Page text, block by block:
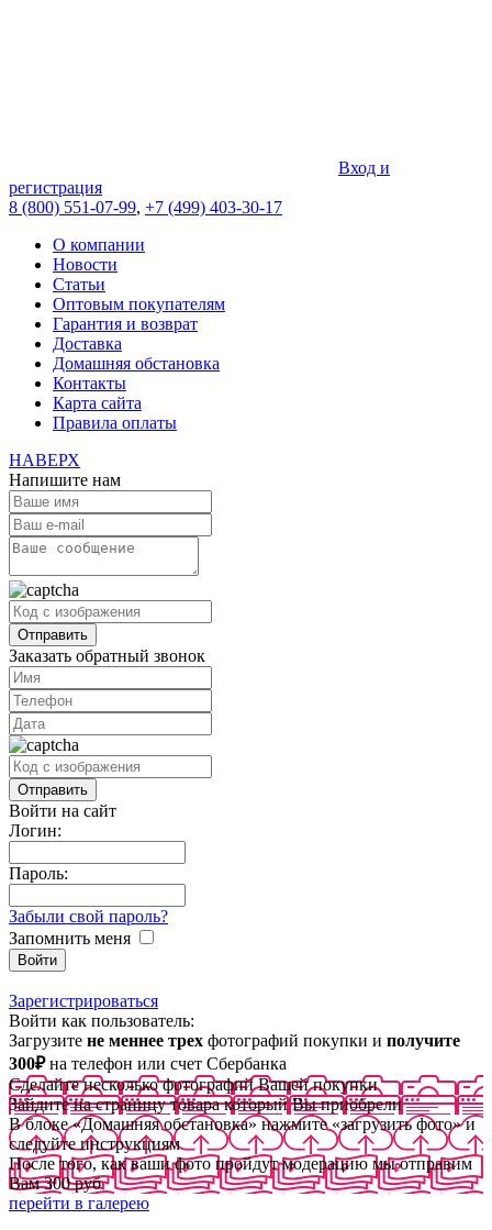
Вход и
регистрация
8 (800) 551-07-99, +7 (499) 403-30-17
О компании
Новости
Статьи
Оптовым покупателям
Гарантия и возврат
Доставка
Домашняя обстановка
Контакты
Карта сайта
Правила оплаты
НАВЕРХ
Напишите нам
Заказать обратный звонок
Войти на сайт
Логин:
Пароль:
Забыли свой пароль?
Запомнить меня
Зарегистрироваться
Войти как пользователь:
Загрузите не меннее трех фотографий покупки и получите
300₽на телефон или счет Сбербанка
Сделайте несколько фотографий Вашей покупки
Зайдите на страницу товара который Вы приобрели
В блоке «Домашняя обстановка» нажмите «загрузить фото» и
следуйте инструкциям
После того, как ваши фото пройдут модерацию мы отправим
Вам 300 руб
перейти в галерею